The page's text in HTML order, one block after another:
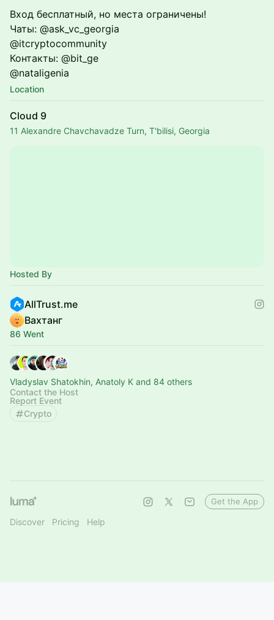
Вход бесплатный, но места ограничены!
Чаты: @ask_vc_georgia
@itcryptocommunity
Контакты: @bit_ge
@nataligenia
Location
Cloud 9
11 Alexandre Chavchavadze Turn, T'bilisi, Georgia
Hosted By
AllTrust.me
Вахтанг
86 Went
Vladyslav Shatokhin, Anatoly K and 84 others
Contact the Host
Report Event
Crypto
Discover Pricing Help
Get the App